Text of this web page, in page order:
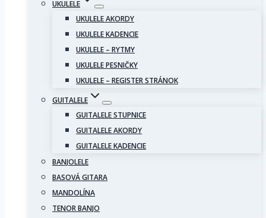
UKULELE
UKULELE AKORDY
UKULELE KADENCIE
UKULELE – RYTMY
UKULELE PESNIČKY
UKULELE – REGISTER STRÁNOK
GUITALELE
GUITALELE STUPNICE
GUITALELE AKORDY
GUITALELE KADENCIE
BANJOLELE
BASOVÁ GITARA
MANDOLÍNA
TENOR BANJO